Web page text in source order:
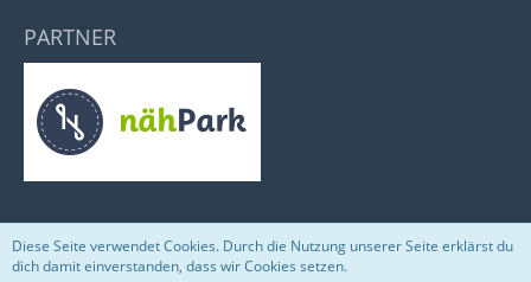
PARTNER
Community-Software:WoltLab Suite™
Diese Seite verwendet Cookies. Durch die Nutzung unserer Seite erklärst du
dich damit einverstanden, dass wir Cookies setzen.